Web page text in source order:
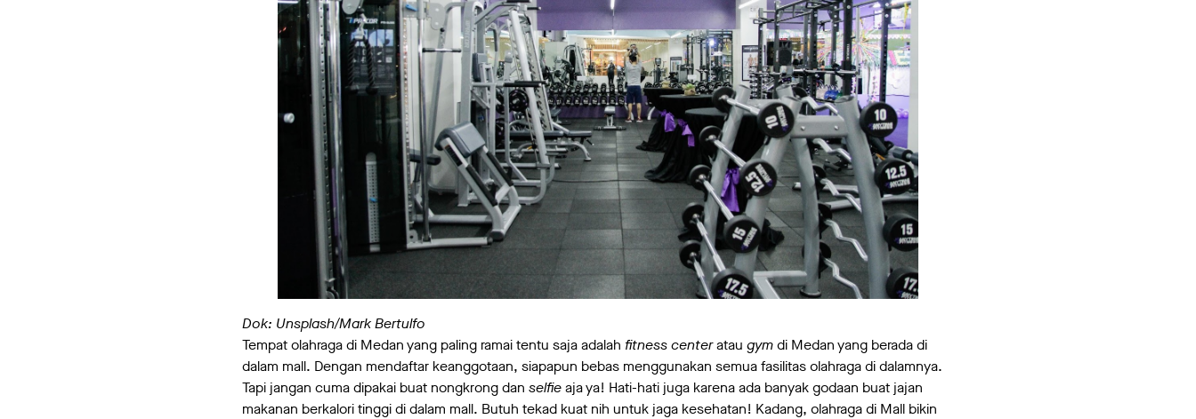
Dok: Unsplash/Mark Bertulfo
Tempat olahraga di Medan yang paling ramai tentu saja adalah fitness centeratau gymdi Medan yang berada di
dalam mall. Dengan mendaftar keanggotaan, siapapun bebas menggunakan semua fasilitas olahraga di dalamnya.
Tapi jangan cuma dipakai buat nongkrong dan selfieaja ya! Hati-hati juga karena ada banyak godaan buat jajan
makanan berkalori tinggi di dalam mall. Butuh tekad kuat nih untuk jaga kesehatan! Kadang, olahraga di Mall bikin